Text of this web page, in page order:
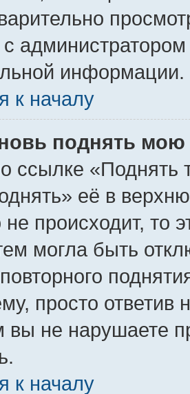
с
информации.
к началу
поднять мою
ссылке «Поднять
её в
не происходит, то
могла быть
просто ответив
не нарушаете
к началу